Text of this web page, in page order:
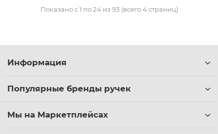
Показано с 1 по 24 из 93 (всего 4 страниц)
Информация
Популярные бренды ручек
Мы на Маркетплейсах